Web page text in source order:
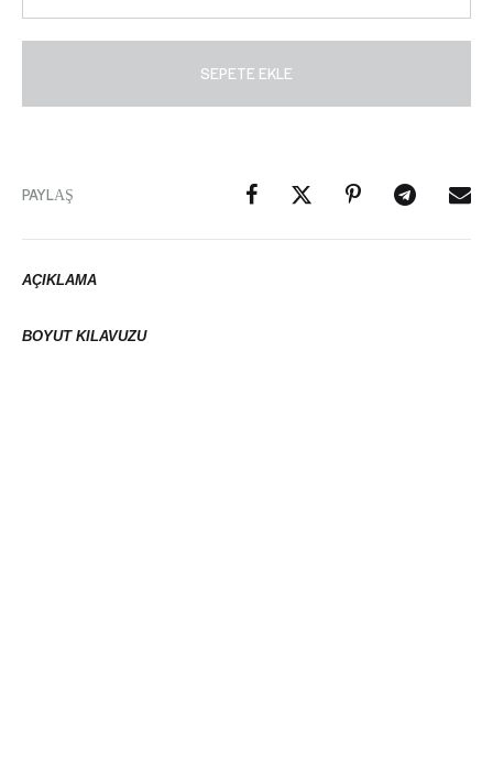
SEPETE EKLE
PAYLAŞ
AÇIKLAMA
BOYUT KILAVUZU